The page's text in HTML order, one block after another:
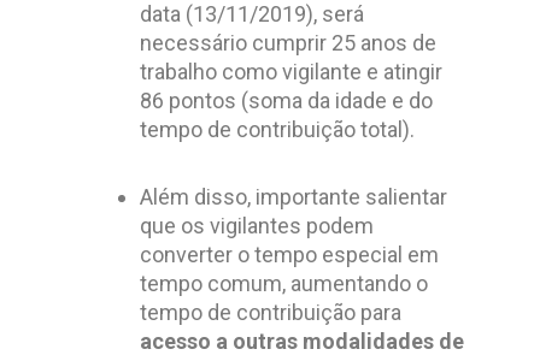
data (13/11/2019), será
necessário cumprir 25 anos de
trabalho como vigilante e atingir
86 pontos (soma da idade e do
tempo de contribuição total).
Além disso, importante salientar
que os vigilantes podem
converter o tempo especial em
tempo comum, aumentando o
tempo de contribuição para
acesso a outras modalidades de